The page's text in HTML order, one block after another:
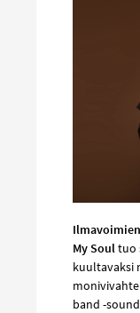
Ilmavoimien
My Soultuo
kuultavaksi
band -